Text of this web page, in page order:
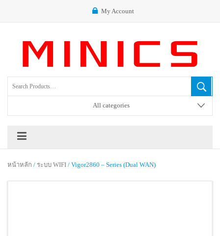
My Account
All categories
หน้าหลัก / ระบบ WIFI / Vigor2860 – Series (Dual WAN)